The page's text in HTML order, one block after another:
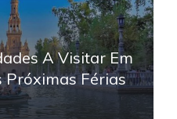
A Visitar Em
Próximas Férias